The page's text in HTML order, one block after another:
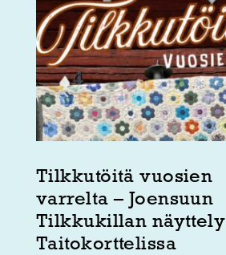
Tilkkutöitä vuosien
varrelta – Joensuun
Tilkkukillan näyttely
Taitokorttelissa